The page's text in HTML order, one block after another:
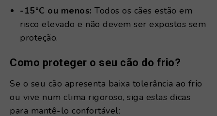
-15°C ou menos: Todos os cães estão em
risco elevado e não devem ser expostos sem
proteção.
Como proteger o seu cão do frio?
Se o seu cão apresenta baixa tolerância ao frio
ou vive num clima rigoroso, siga estas dicas
para mantê-lo confortável: